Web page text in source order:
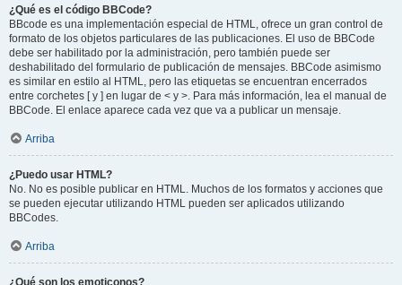
¿Qué es el código BBCode?
BBcode es una implementación especial de HTML, ofrece un gran control de
formato de los objetos particulares de las publicaciones. El uso de BBCode
debe ser habilitado por la administración, pero también puede ser
deshabilitado del formulario de publicación de mensajes. BBCode asimismo
es similar en estilo al HTML, pero las etiquetas se encuentran encerrados
entre corchetes [ y ] en lugar de < y >. Para más información, lea el manual de
BBCode. El enlace aparece cada vez que va a publicar un mensaje.
Arriba
¿Puedo usar HTML?
No. No es posible publicar en HTML. Muchos de los formatos y acciones que
se pueden ejecutar utilizando HTML pueden ser aplicados utilizando
BBCodes.
Arriba
¿Qué son los emoticonos?